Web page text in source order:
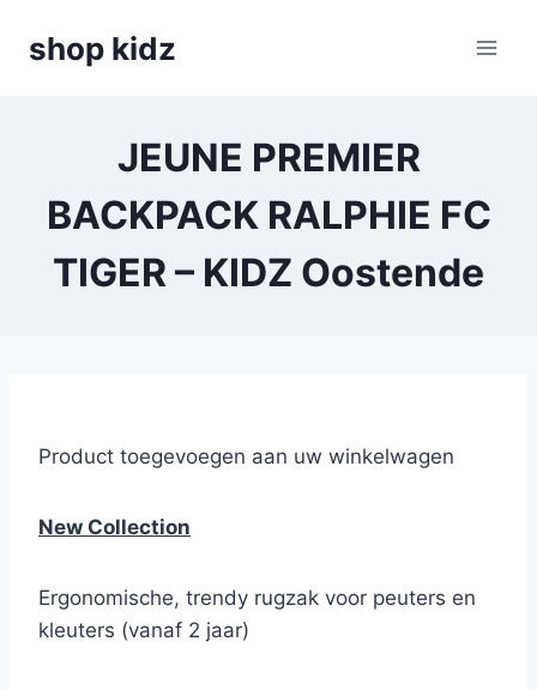
shop kidz
JEUNE PREMIER
BACKPACK RALPHIE FC
TIGER – KIDZ Oostende
Product toegevoegen aan uw winkelwagen
New Collection
Ergonomische, trendy rugzak voor peuters en
kleuters (vanaf 2 jaar)